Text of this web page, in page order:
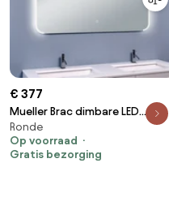
€ 377
Mueller Brac dimbare LED
spiegel met spiegelverwarming
120x60cm
Ronde
Op voorraad
Gratis bezorging